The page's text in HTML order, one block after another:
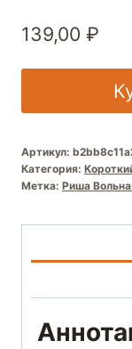
139,00 ₽
Артикул:
Категория:
Метка: Риша